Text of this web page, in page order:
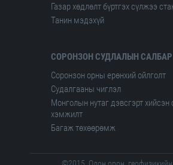
Газар хөдлөлт бүртгэх сүлжээ
Танин мэдэхүй
СОРОНЗОН СУДЛАЛЫН САЛБАР
Соронзон орны ерөнхий ойлголт
Судалгааны чиглэл
Монголын нутаг дэвсгэрт хийсэн
хэмжилт
Багаж төхөөрөмж
©2015. Одон орон,